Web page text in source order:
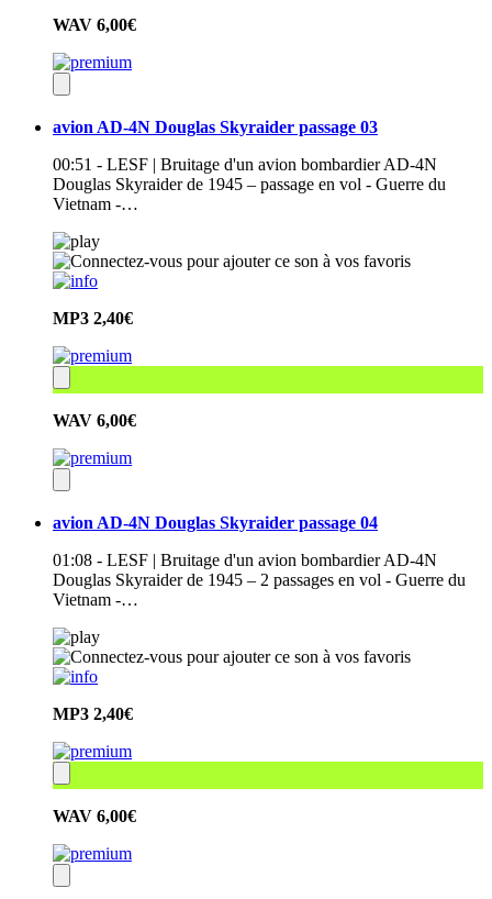
WAV 6,00€
avion AD-4N Douglas Skyraider passage 03
00:51 - LESF | Bruitage d'un avion bombardier AD-4N
Douglas Skyraider de 1945 – passage en vol - Guerre du
Vietnam -…
MP3 2,40€
WAV 6,00€
avion AD-4N Douglas Skyraider passage 04
01:08 - LESF | Bruitage d'un avion bombardier AD-4N
Douglas Skyraider de 1945 – 2 passages en vol - Guerre du
Vietnam -…
MP3 2,40€
WAV 6,00€